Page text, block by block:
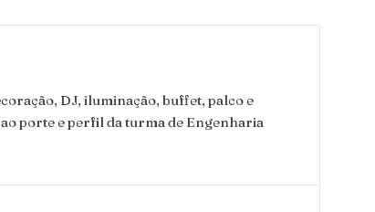
DJ, iluminação, buffet, palco e
porte e perfil da turma de Engenharia